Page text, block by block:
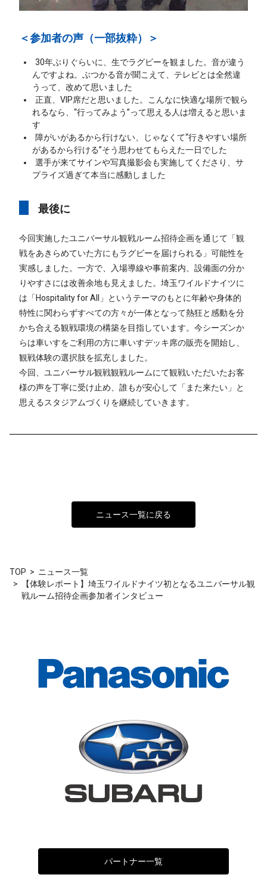
＜参加者の声（一部抜粋）＞
30年ぶりぐらいに、生でラグビーを観ました。音が違う
んですよね。ぶつかる音が聞こえて、テレビとは全然違
うって、改めて思いました
正直、VIP席だと思いました。こんなに快適な場所で観ら
れるなら、“行ってみよう”って思える人は増えると思いま
す
障がいがあるから行けない、じゃなくて“行きやすい場所
があるから行ける”そう思わせてもらえた一日でした
選手が来てサインや写真撮影会も実施してくださり、サ
プライズ過ぎて本当に感動しました
最後に
今回実施したユニバーサル観戦ルーム招待企画を通じて「観
戦をあきらめていた方にもラグビーを届けられる」可能性を
実感しました。一方で、入場導線や事前案内、設備面の分か
りやすさには改善余地も見えました。埼玉ワイルドナイツに
は「Hospitality for All」というテーマのもとに年齢や身体的
特性に関わらずすべての方々が一体となって熱狂と感動を分
かち合える観戦環境の構築を目指しています。今シーズンか
らは車いすをご利用の方に車いすデッキ席の販売を開始し、
観戦体験の選択肢を拡充しました。
今回、ユニバーサル観戦観戦ルームにて観戦いただいたお客
様の声を丁寧に受け止め、誰もが安心して「また来たい」と
思えるスタジアムづくりを継続していきます。
ニュース一覧に戻る
TOP
ニュース一覧
【体験レポート】埼玉ワイルドナイツ初となるユニバーサル観
戦ルーム招待企画参加者インタビュー
パートナー一覧